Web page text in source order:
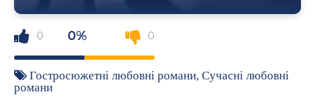
0 0% 0
Гостросюжетні любовні романи Сучасні любовні
романи